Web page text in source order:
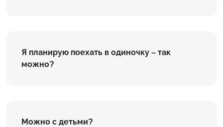
Я планирую поехать в одиночку – так
можно?
Можно с детьми?